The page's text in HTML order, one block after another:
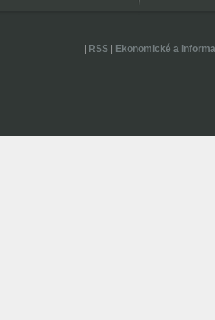
RSS| Ekonomické a